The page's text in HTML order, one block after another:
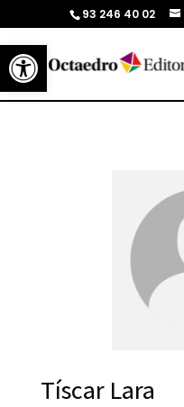
Abrir barra de herramientas
93 246 40 02
Tíscar Lara